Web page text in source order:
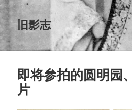
旧影志
即将参拍的圆明园
片